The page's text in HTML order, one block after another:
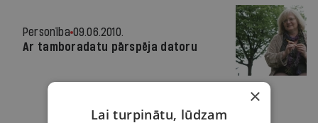
Personība 09.06.2010.
Ar tamboradatu pārspēja datoru
×
Lai turpinātu, lūdzam